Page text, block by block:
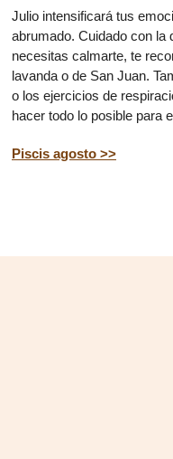
Julio intensificará tus
abrumado. Cuidado con la
necesitas calmarte, te
lavanda o de San Juan.
o los ejercicios de
hacer todo lo posible para
Piscis agosto >>